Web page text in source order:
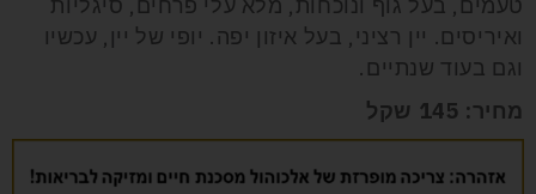
טעמים, בעל גוף ונוכחות, מלא עלי פרחים, סיגליות
ואיריסים. יין רציני, בעל איזון יפה. יופי של יין, עכשיו
וגם בעוד שנתיים.
מחיר: 145 שקל